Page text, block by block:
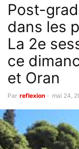
Post-
dans les
La 2e
ce
et Oran
Par reflexion - mai 24,